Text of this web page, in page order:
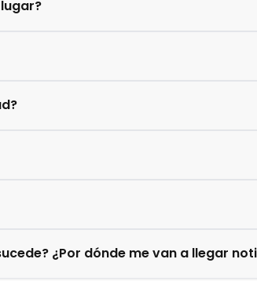
¿Por dónde me van a llegar